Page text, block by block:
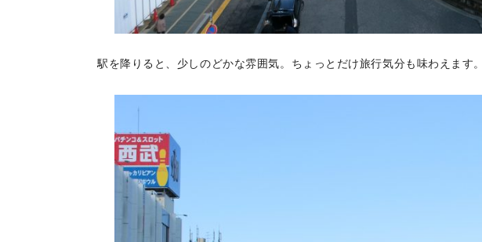
駅を降りると、少しのどかな雰囲気。ちょっとだけ旅行気分も味わえます。